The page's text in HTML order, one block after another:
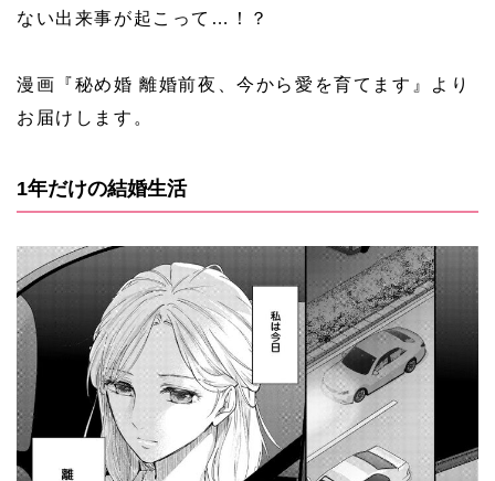
ない出来事が起こって…！？
漫画『秘め婚 離婚前夜、今から愛を育てます』より
お届けします。
1年だけの結婚生活